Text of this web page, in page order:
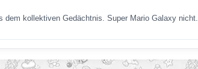
dem kollektiven Gedächtnis. Super Mario Galaxy